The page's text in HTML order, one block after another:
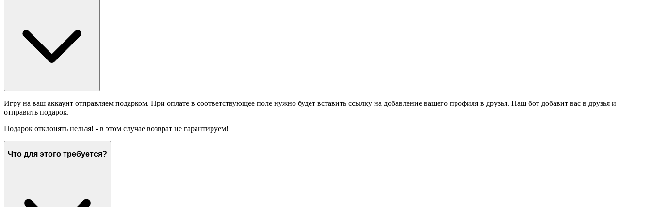
Игру на ваш аккаунт отправляем подарком. При оплате в соответствующее поле нужно будет вставить ссылку на добавление вашего профиля в друзья. Наш бот добавит вас в друзья и
отправить подарок.
Подарок отклонять нельзя! - в этом случае возврат не гарантируем!
Что для этого требуется?